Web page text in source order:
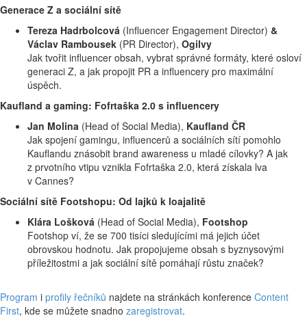
Generace Z a sociální sítě
Tereza Hadrbolcová (Influencer Engagement Director) &
Václav Rambousek (PR Director), Ogilvy
Jak tvořit influencer obsah, vybrat správné formáty, které osloví
generaci Z, a jak propojit PR a influencery pro maximální
úspěch.
Kaufland a gaming: Fofrtaška 2.0 s influencery
Jan Molina (Head of Social Media), Kaufland ČR
Jak spojení gamingu, influencerů a sociálních sítí pomohlo
Kauflandu znásobit brand awareness u mladé cílovky? A jak
z prvotního vtipu vznikla Fofrtaška 2.0, která získala lva
v Cannes?
Sociální sítě Footshopu: Od lajků k loajalitě
Klára Lošková (Head of Social Media), Footshop
Footshop ví, že se 700 tisíci sledujícími má jejich účet
obrovskou hodnotu. Jak propojujeme obsah s byznysovými
příležitostmi a jak sociální sítě pomáhají růstu značek?
Program i profily řečníků najdete na stránkách konference Content
First, kde se můžete snadno zaregistrovat.